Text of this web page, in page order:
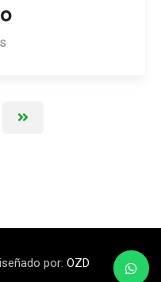
por: OZD